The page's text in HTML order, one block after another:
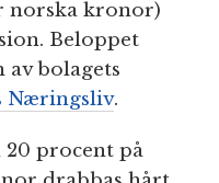
norska kronor)
Beloppet
bolagets
Næringsliv.
procent på